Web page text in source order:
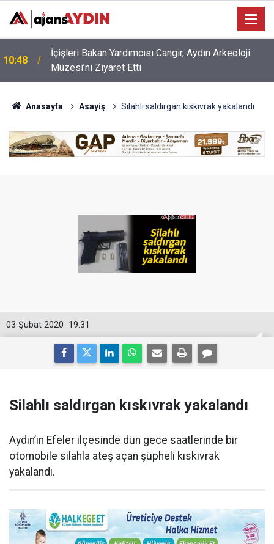
10:12 Aydınlı öğrenciler dikkat! Yarın sona eriyor
Anasayfa Asayiş Silahlı saldırgan kıskıvrak yakalandı
19:31
03 Şubat 2020
Silahlı saldırgan kıskıvrak yakalandı
Aydın’ın Efeler ilçesinde dün gece saatlerinde bir
otomobile silahla ateş açan şüpheli kıskıvrak
yakalandı.